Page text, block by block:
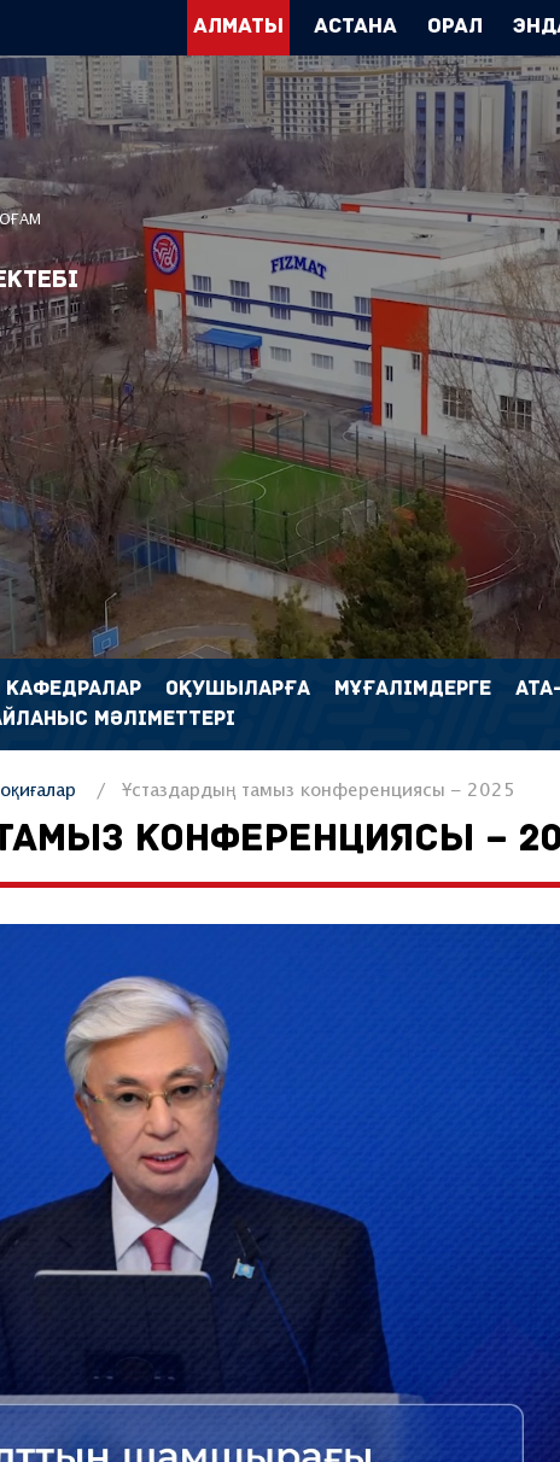
Алматы Астана Орал
КАФЕДРАЛАР ОҚУШЫЛАРҒА МҰҒАЛІМДЕРГЕ
МӘЛІМЕТТЕРІ
Ұстаздардың тамыз конференциясы – 2025
КОНФЕРЕНЦИЯСЫ –